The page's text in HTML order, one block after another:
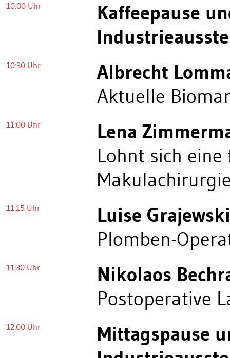
10:00 Uhr
Kaffeepause
10:30 Uhr
Albrecht
Aktuelle
11:00 Uhr
Lena
Lohnt sich
11:15 Uhr
Luise Grajewski
Plomben-
11:30 Uhr
Nikolaos
Postoperative
12:00 Uhr
Mittagspause